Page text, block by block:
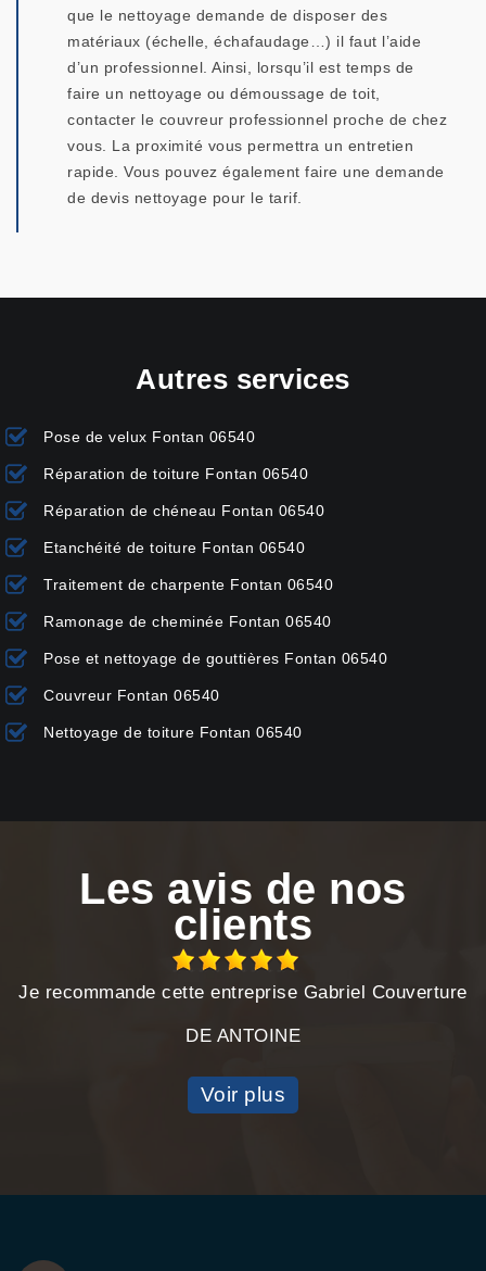
que le nettoyage demande de disposer des
matériaux (échelle, échafaudage…) il faut l’aide
d’un professionnel. Ainsi, lorsqu’il est temps de
faire un nettoyage ou démoussage de toit,
contacter le couvreur professionnel proche de chez
vous. La proximité vous permettra un entretien
rapide. Vous pouvez également faire une demande
de devis nettoyage pour le tarif.
Autres services
Pose de velux Fontan 06540
Réparation de toiture Fontan 06540
Réparation de chéneau Fontan 06540
Etanchéité de toiture Fontan 06540
Traitement de charpente Fontan 06540
Ramonage de cheminée Fontan 06540
Pose et nettoyage de gouttières Fontan 06540
Couvreur Fontan 06540
Nettoyage de toiture Fontan 06540
Les avis de nos
clients
Je recommande cette entreprise Gabriel Couverture
DE ANTOINE
Voir plus